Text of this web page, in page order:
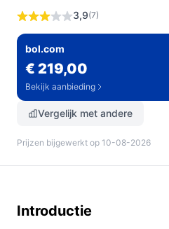
3,9(7)
bol.com
€ 219,00
Bekijk aanbieding
Vergelijk met andere
Prijzen bijgewerkt op 10-08-2026
Introductie